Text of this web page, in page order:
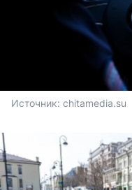
Источник: chitamedia.su